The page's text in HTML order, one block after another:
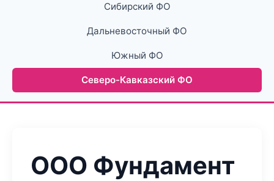
Сибирский ФО
Дальневосточный ФО
Южный ФО
Северо-Кавказский ФО
ООО Фундамент